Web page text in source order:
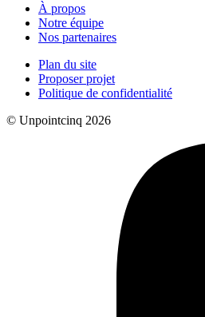
À propos
Notre équipe
Nos partenaires
Plan du site
Proposer projet
Politique de confidentialité
© Unpointcinq 2026